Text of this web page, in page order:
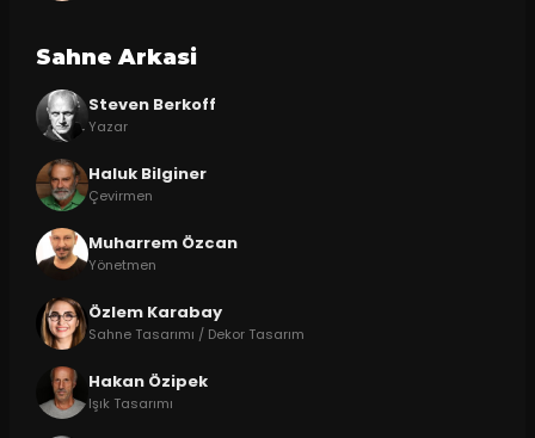
Sahne Arkasi
Steven Berkoff
Yazar
Haluk Bilginer
Çevirmen
Muharrem Özcan
Yönetmen
Özlem Karabay
Sahne Tasarımı / Dekor Tasarım
Hakan Özipek
Işık Tasarımı